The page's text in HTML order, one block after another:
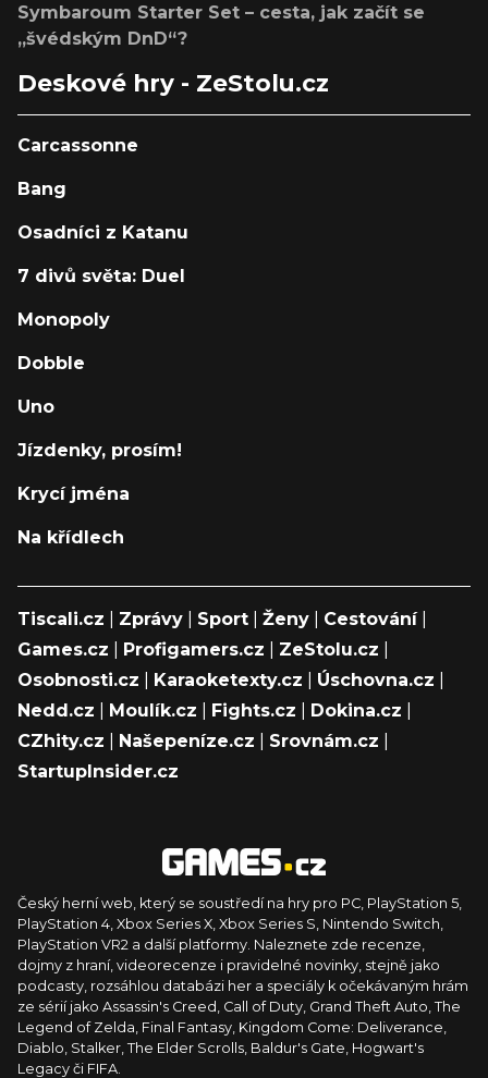
Symbaroum Starter Set – cesta, jak začít se
„švédským DnD“?
Deskové hry - ZeStolu.cz
Carcassonne
Bang
Osadníci z Katanu
7 divů světa: Duel
Monopoly
Dobble
Uno
Jízdenky, prosím!
Krycí jména
Na křídlech
Tiscali.cz Zprávy Sport Ženy Cestování|
Games.cz
Profigamers.cz ZeStolu.cz
Osobnosti.cz
Karaoketexty.cz Úschovna.cz
Nedd.cz
Moulík.cz Fights.cz Dokina.cz
CZhity.cz
Našepeníze.cz Srovnám.cz
StartupInsider.cz
Český herní web, který se soustředí na hry pro PC, PlayStation 5,
PlayStation 4, Xbox Series X, Xbox Series S, Nintendo Switch,
PlayStation VR2 a další platformy. Naleznete zde recenze,
dojmy z hraní, videorecenze i pravidelné novinky, stejně jako
podcasty, rozsáhlou databázi her a speciály k očekávaným hrám
ze sérií jako Assassin's Creed, Call of Duty, Grand Theft Auto, The
Legend of Zelda, Final Fantasy, Kingdom Come: Deliverance,
Diablo, Stalker, The Elder Scrolls, Baldur's Gate, Hogwart's
Legacy či FIFA.